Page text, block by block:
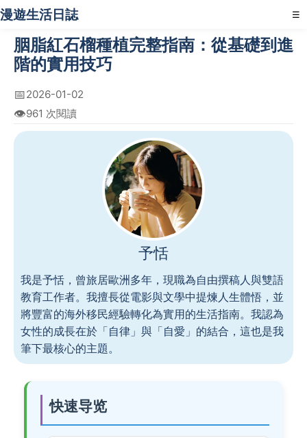
漫遊生活日誌 ☰
胭脂紅石榴種植完整指南：從基礎到進
階的實用技巧
📅2026-01-02
👁️961 次閱讀
予恬
我是予恬，曾旅居歐洲多年，現職為自由撰稿人與雙語
教育工作者。我擅長從電影與文學中提煉人生體悟，並
將豐富的海外移民經驗轉化為實用的生活指南。我認為
女性的成長在於「自律」與「自愛」的結合，這也是我
筆下最核心的主題。
快速导览